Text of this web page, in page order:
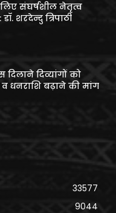
संघर्षशील नेतृत्व
शरदेन्दु त्रिपाठी
दिलाने दिव्यांगों को
व धनराशि बढ़ाने की मांग
33577
9044